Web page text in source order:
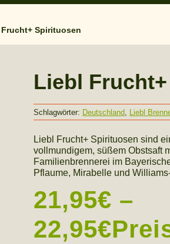
Spirituosen
Liebl
Schlagwörter: Deutschland Liebl
Liebl Frucht+ Spirituosen sind
vollmundigem, süßem Obstsaft
Familienbrennerei im
Pflaume, Mirabelle und
21,95€ –
22,95€